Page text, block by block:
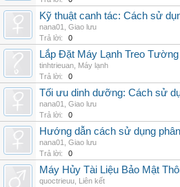
Kỹ thuật canh tác: Cách sử
nana01
Giao lưu
Trả lời:
0
Lắp Đặt Máy Lạnh Treo
tinhtrieuan Máy lạnh
Trả lời:
0
Tối ưu dinh dưỡng: Cách sử
nana01
Giao lưu
Trả lời:
0
Hướng dẫn cách sử dụng
nana01
Giao lưu
Trả lời:
0
Máy Hủy Tài Liệu Bảo Mật
quoctrieuu Liên kết